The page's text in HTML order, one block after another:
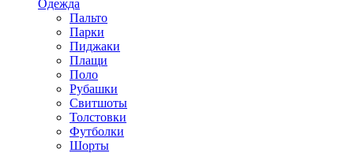
Одежда
Пальто
Парки
Пиджаки
Плащи
Поло
Рубашки
Свитшоты
Толстовки
Футболки
Шорты